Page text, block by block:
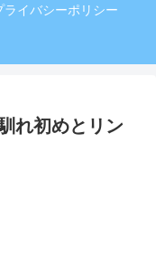
ライバシーポリシー
れ初めとリン